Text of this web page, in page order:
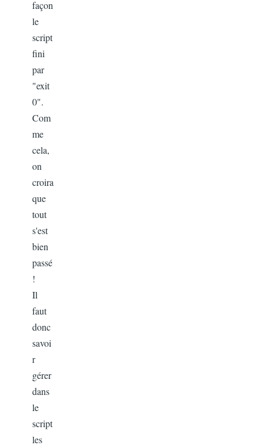
façon
le
script
fini
par
"exit
0".
Com
me
cela,
on
croira
que
tout
s'est
bien
passé
!
Il
faut
donc
savoi
r
gérer
dans
le
script
les